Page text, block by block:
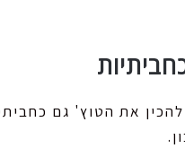
להכין את הטוץ' גם